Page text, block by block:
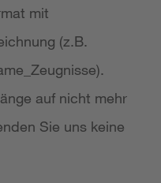
mit
(z.B.
auf nicht mehr
Sie uns keine